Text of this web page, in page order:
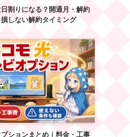
日割りになる？開通月・解約
しない解約タイミング
プションまとめ｜料金・工事